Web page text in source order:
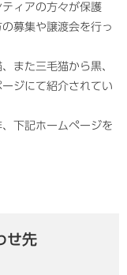
ィアの方々が保護
募集や譲渡会を行っ
また三毛猫から黒、
ジにて紹介されてい
下記ホームページを
せ先